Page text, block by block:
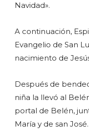
Navidad».
A continuación,
Evangelio de San
nacimiento de
Después de
niña la llevó al
portal de Belén,
María y de san José.